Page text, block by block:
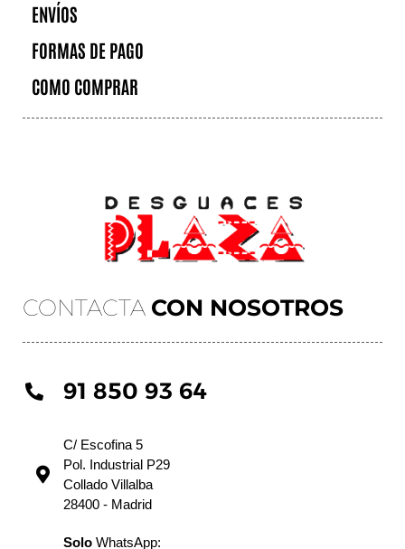
CONTACTA CON NOSOTROS
91 850 93 64
C/ Escofina 5
Pol. Industrial P29
Collado Villalba
28400 - Madrid
Solo WhatsApp:
ENVÍOS
FORMAS DE PAGO
COMO COMPRAR